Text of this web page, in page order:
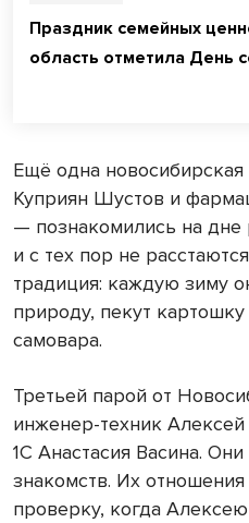
Праздник семейных
область отметила День
Ещё одна
Куприян Шустов и
— познакомились на
и с тех пор не
традиция: каждую зиму
природу, пекут
самовара.
Третьей парой от
инженер-техник
1С Анастасия Васина.
знакомств. Их
проверку, когда